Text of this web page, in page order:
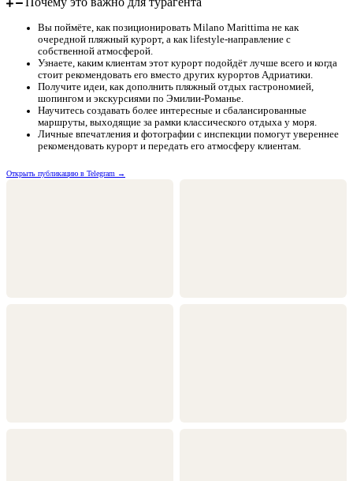
Вы поймёте, как позиционировать Milano Marittima не как
очередной пляжный курорт, а как lifestyle-направление с
собственной атмосферой.
Узнаете, каким клиентам этот курорт подойдёт лучше всего и когда
стоит рекомендовать его вместо других курортов Адриатики.
Получите идеи, как дополнить пляжный отдых гастрономией,
шопингом и экскурсиями по Эмилии-Романье.
Научитесь создавать более интересные и сбалансированные
маршруты, выходящие за рамки классического отдыха у моря.
Личные впечатления и фотографии с инспекции помогут увереннее
рекомендовать курорт и передать его атмосферу клиентам.
Открыть публикацию в Telegram →